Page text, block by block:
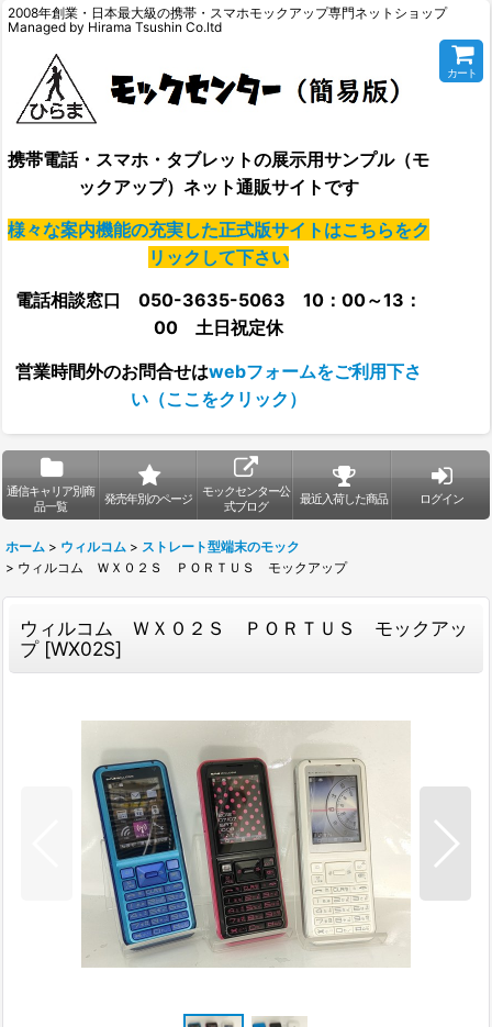
2008年創業・日本最大級の携帯・スマホモックアップ専門ネットショップ
Managed by Hirama Tsushin Co.ltd
携帯電話・スマホ・タブレットの展示用サンプル（モ
ックアップ）ネット通販サイトです
様々な案内機能の充実した正式版サイトはこちらをク
リックして下さい
電話相談窓口 050-3635-5063 10：00～13：
00 土日祝定休
営業時間外のお問合せはwebフォームをご利用下さ
い（ここをクリック）
カート
通信キャリア別商
品一覧
発売年別のページ
モックセンター公
式ブログ
最近入荷した商品 ログイン
ホーム > ウィルコム > ストレート型端末のモック
> ウィルコム ＷＸ０２Ｓ ＰＯＲＴＵＳ モックアップ
ウィルコム ＷＸ０２Ｓ ＰＯＲＴＵＳ モックアッ
プ [WX02S]